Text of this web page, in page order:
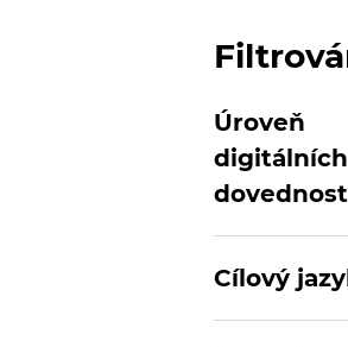
Úroveň
digitálních
Cílový